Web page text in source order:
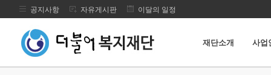
메뉴 건너뛰기
공지사항 자유게시판 이달의 일정
재단소개 사업